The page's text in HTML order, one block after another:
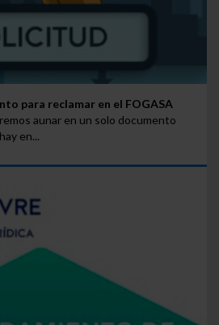
para reclamar en el FOGASA
aunar en un solo documento
en...